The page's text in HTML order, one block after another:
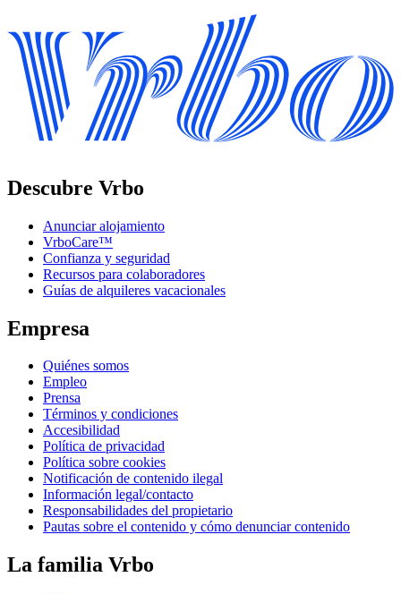
Descubre Vrbo
Anunciar alojamiento
VrboCare™
Confianza y seguridad
Recursos para colaboradores
Guías de alquileres vacacionales
Empresa
Quiénes somos
Empleo
Prensa
Términos y condiciones
Accesibilidad
Política de privacidad
Política sobre cookies
Notificación de contenido ilegal
Información legal/contacto
Responsabilidades del propietario
Pautas sobre el contenido y cómo denunciar contenido
La familia Vrbo